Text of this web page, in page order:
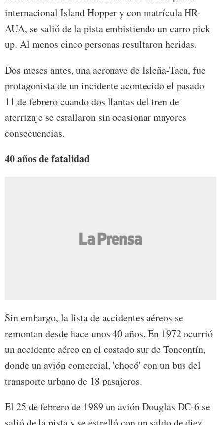
internacional Island Hopper y con matrícula HR-
AUA, se salió de la pista embistiendo un carro pick
up. Al menos cinco personas resultaron heridas.
Dos meses antes, una aeronave de Isleña-Taca, fue
protagonista de un incidente acontecido el pasado
11 de febrero cuando dos llantas del tren de
aterrizaje se estallaron sin ocasionar mayores
consecuencias.
40 años de fatalidad
Sin embargo, la lista de accidentes aéreos se
remontan desde hace unos 40 años. En 1972 ocurrió
un accidente aéreo en el costado sur de Toncontín,
donde un avión comercial, 'chocó' con un bus del
transporte urbano de 18 pasajeros.
El 25 de febrero de 1989 un avión Douglas DC-6 se